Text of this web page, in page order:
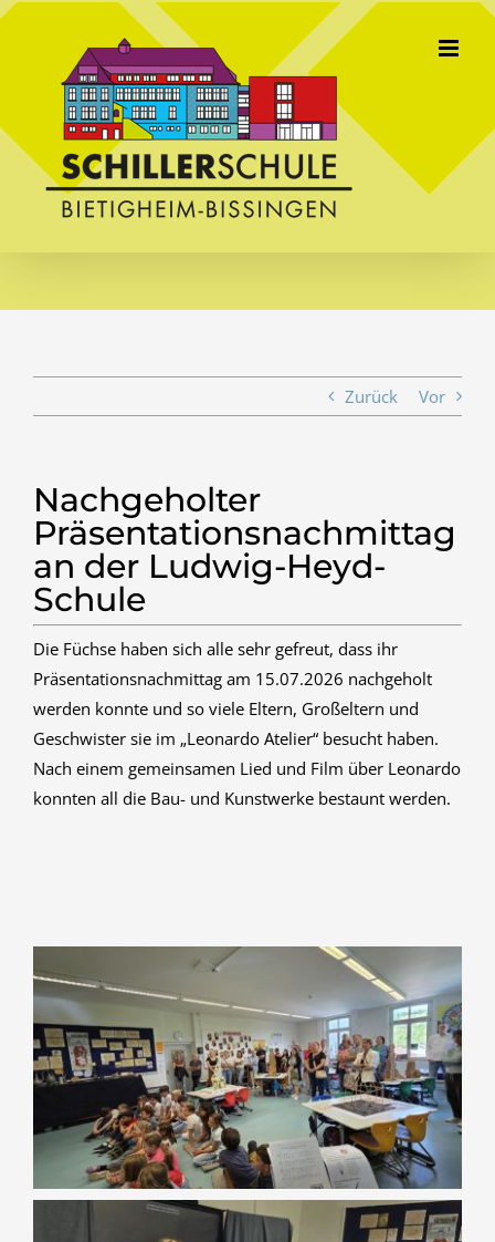
Skip
Zurück Vor
Nachgeholter
Präsentationsnachmittag
an der Ludwig-Heyd-
Schule
Die Füchse haben sich alle sehr gefreut, dass ihr
Präsentationsnachmittag am 15.07.2026 nachgeholt
werden konnte und so viele Eltern, Großeltern und
Geschwister sie im „Leonardo Atelier“ besucht haben.
Nach einem gemeinsamen Lied und Film über Leonardo
konnten all die Bau- und Kunstwerke bestaunt werden.